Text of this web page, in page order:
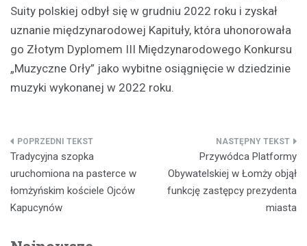
Suity polskiej odbył się w grudniu 2022 roku i zyskał
uznanie międzynarodowej Kapituły, która uhonorowała
go Złotym Dyplomem III Międzynarodowego Konkursu
„Muzyczne Orły” jako wybitne osiągnięcie w dziedzinie
muzyki wykonanej w 2022 roku.
Nawigacja
wpisu
Tradycyjna szopka
uruchomiona na pasterce w
łomżyńskim kościele Ojców
Kapucynów
Przywódca Platformy
Obywatelskiej w Łomży objął
funkcję zastępcy prezydenta
miasta